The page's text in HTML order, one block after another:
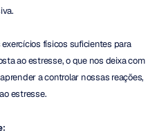
físicos suficientes para
ao estresse, o que nos deixa com
a controlar nossas reações,
estresse.